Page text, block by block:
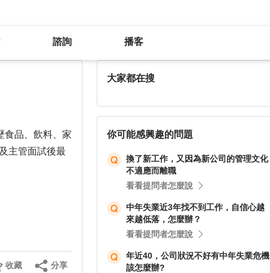
諮詢 播客
食品、飲料、家
主管面試後最
分享
收藏
大家都在搜
你可能感興趣的問題
換了新工作，又因為新公司的管理文化
不適應而離職
看看提問者怎麼說
中年失業近3年找不到工作，自信心越
來越低落，怎麼辦？
看看提問者怎麼說
年近40，公司狀況不好有中年失業危機
該怎麼辦?